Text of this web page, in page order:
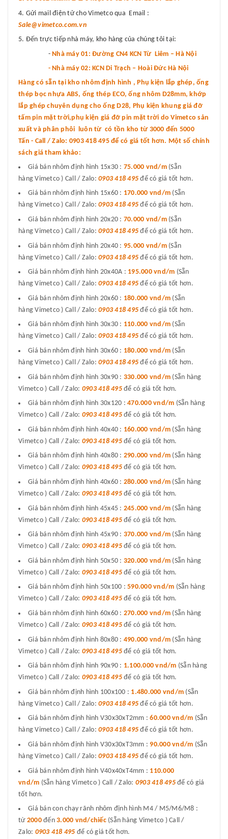
Gửi mail điện tử cho Vimetco qua Email :
Sale@vimetco.com.vn
Đến trực tiếp nhà máy, kho hàng của chúng tôi tại:
- Nhà máy 01: Đường CN4 KCN Từ Liêm – Hà Nội
- Nhà máy 02: KCN Di Trạch – Hoài Đức Hà Nội
Hàng có sẵn tại kho nhôm định hình , Phụ kiện lắp ghép, ống
thép bọc nhựa ABS, ống thép ECO, ống nhôm D28mm, khớp
lắp ghép chuyên dụng cho ống D28, Phụ kiện khung giá đỡ
tấm pin mặt trời,phụ kiện giá đỡ pin mặt trời do Vimetco sản
xuất và phân phôi luôn từ có tồn kho từ 3000 đến 5000
Tấn - Call / Zalo: 0903 418 495 để có giá tốt hơn. Một số chính
sách giá tham khảo:
Giá bán nhôm định hình 15x30 : 75.000 vnd/m (Sẵn
hàng Vimetco ) Call / Zalo: 0903 418 495 để có giá tốt hơn.
Giá bán nhôm định hình 15x60 : 170.000 vnd/m (Sẵn
hàng Vimetco ) Call / Zalo: 0903 418 495 để có giá tốt hơn.
Giá bán nhôm định hình 20x20 : 70.000 vnd/m (Sẵn
hàng Vimetco ) Call / Zalo: 0903 418 495 để có giá tốt hơn.
Giá bán nhôm định hình 20x40 : 95.000 vnd/m (Sẵn
hàng Vimetco ) Call / Zalo: 0903 418 495 để có giá tốt hơn.
Giá bán nhôm định hình 20x40A : 195.000 vnd/m (Sẵn
hàng Vimetco ) Call / Zalo: 0903 418 495 để có giá tốt hơn.
Giá bán nhôm định hình 20x60 : 180.000 vnd/m (Sẵn
hàng Vimetco ) Call / Zalo: 0903 418 495 để có giá tốt hơn.
Giá bán nhôm định hình 30x30 : 110.000 vnd/m (Sẵn
hàng Vimetco ) Call / Zalo: 0903 418 495để có giá tốt hơn.
Giá bán nhôm định hình 30x60 : 180.000 vnd/m (Sẵn
hàng Vimetco ) Call / Zalo: 0903 418 495 để có giá tốt hơn.
Giá bán nhôm định hình 30x90 : 330.000 vnd/m (Sẵn hàng
Vimetco ) Call / Zalo: 0903 418 495 để có giá tốt hơn.
Giá bán nhôm định hình 30x120 : 470.000 vnd/m (Sẵn hàng
Vimetco ) Call / Zalo: 0903 418 495để có giá tốt hơn.
Giá bán nhôm định hình 40x40 : 160.000 vnd/m (Sẵn hàng
Vimetco ) Call / Zalo: 0903 418 495để có giá tốt hơn.
Giá bán nhôm định hình 40x80 : 290.000 vnd/m (Sẵn hàng
Vimetco ) Call / Zalo: 0903 418 495để có giá tốt hơn.
Giá bán nhôm định hình 40x60 : 280.000 vnd/m (Sẵn hàng
Vimetco ) Call / Zalo: 0903 418 495để có giá tốt hơn.
Giá bán nhôm định hình 45x45 : 245.000 vnd/m (Sẵn hàng
Vimetco ) Call / Zalo: 0903 418 495 để có giá tốt hơn.
Giá bán nhôm định hình 45x90 : 370.000 vnd/m (Sẵn hàng
Vimetco ) Call / Zalo: 0903 418 495để có giá tốt hơn.
Giá bán nhôm định hình 50x50 : 320.000 vnd/m (Sẵn hàng
Vimetco ) Call / Zalo: 0903 418 495để có giá tốt hơn.
Giá bán nhôm định hình 50x100 : 590.000 vnd/m (Sẵn hàng
Vimetco ) Call / Zalo: 0903 418 495để có giá tốt hơn.
Giá bán nhôm định hình 60x60 : 270.000 vnd/m (Sẵn hàng
Vimetco ) Call / Zalo: 0903 418 495để có giá tốt hơn.
Giá bán nhôm định hình 80x80 : 490.000 vnd/m (Sẵn hàng
Vimetco ) Call / Zalo: 0903 418 495để có giá tốt hơn.
Giá bán nhôm định hình 90x90 : 1.100.000 vnd/m (Sẵn hàng
Vimetco ) Call / Zalo: 0903 418 495để có giá tốt hơn.
Giá bán nhôm định hình 100x100 : 1.480.000 vnd/m (Sẵn
hàng Vimetco ) Call / Zalo: 0903 418 495 để có giá tốt hơn.
Giá bán nhôm định hình V30x30xT2mm :60.000 vnd/m (Sẵn
hàng Vimetco ) Call / Zalo: 0903 418 495 để có giá tốt hơn.
Giá bán nhôm định hình V30x30xT3mm :90.000 vnd/m (Sẵn
hàng Vimetco ) Call / Zalo: 0903 418 495 để có giá tốt hơn.
Giá bán nhôm định hình V40x40xT4mm : 110.000
vnd/m (Sẵn hàng Vimetco ) Call / Zalo: 0903 418 495để có giá
tốt hơn.
Giá bán con chạy rãnh nhôm định hình M4 / M5/M6/M8 :
từ 2000đến 3.000 vnd/chiếc(Sẵn hàng Vimetco ) Call /
Zalo: 0903 418 495 để có giá tốt hơn.